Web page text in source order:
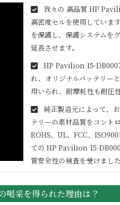
我々の 高品質 HP
高密度セルを使用していま
を保護し、保護システムを
延長させます。
HP Pavilion 15-
れ、オリジナルバッテリー
用いられ、耐摩耗性も耐圧
純正製造元によって、
テリーの素材品質をコント
ROHS、UL、FCC、
ての HP Pavilion 15-
質安全性の検査を受けました
喝采を得られた理由は？